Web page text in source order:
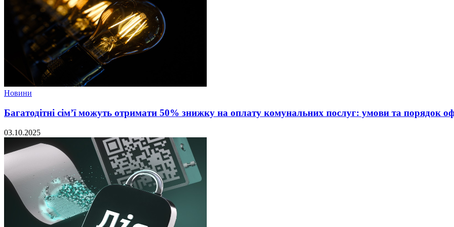
Новини
Багатодітні сім’ї можуть отримати 50% знижку на оплату комунальних послуг: умови та порядок
03.10.2025